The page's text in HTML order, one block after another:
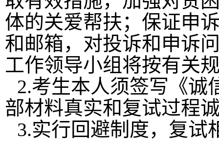
体的关爱帮扶；保证申
和邮箱，对投诉和申诉
工作领导小组将按有关
2.考生本人须签写《诚
部材料真实和复试过程
3.实行回避制度，复试